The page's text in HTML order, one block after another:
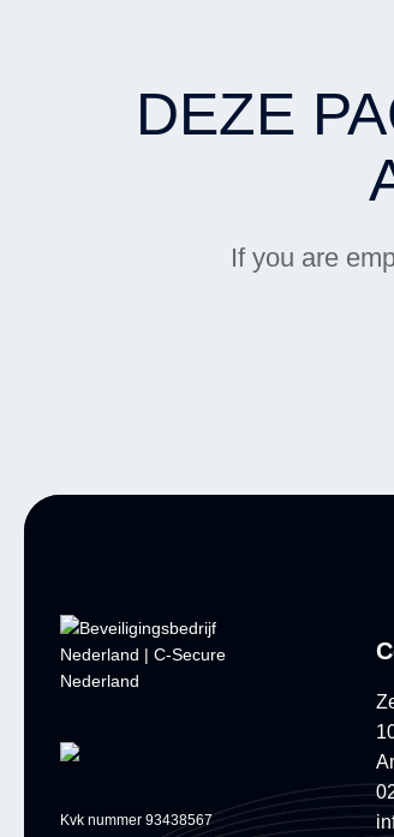
DEZE
If you are
Kvk nummer 93438567